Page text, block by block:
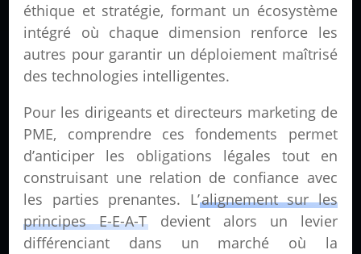
éthique et stratégie, formant un écosystème
intégré où chaque dimension renforce les
autres pour garantir un déploiement maîtrisé
des technologies intelligentes.
Pour les dirigeants et directeurs marketing de
PME, comprendre ces fondements permet
d’anticiper les obligations légales tout en
construisant une relation de confiance avec
les parties prenantes. L’alignement sur les
principes E-E-A-Tdevient alors un levier
différenciant dans un marché où la